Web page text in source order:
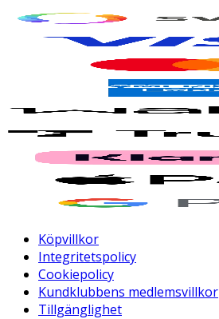
Köpvillkor
Integritetspolicy
Cookiepolicy
Kundklubbens medlemsvillkor
Tillgänglighet